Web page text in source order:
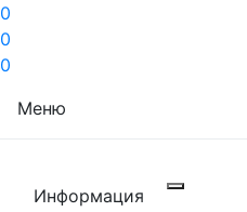
0
0
0
Меню
Информация